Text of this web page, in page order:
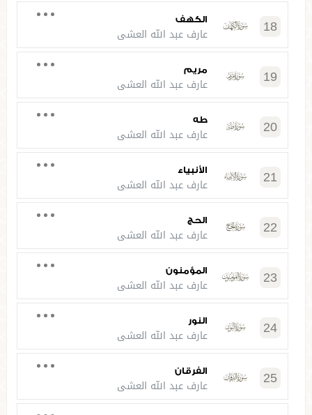
18 الكهف
عارف عبد الله العشي
19 مريم
عارف عبد الله العشي
20 طه
عارف عبد الله العشي
21 الأنبياء
عارف عبد الله العشي
22 الحج
عارف عبد الله العشي
23 المؤمنون
عارف عبد الله العشي
24 النور
عارف عبد الله العشي
25 الفرقان
عارف عبد الله العشي